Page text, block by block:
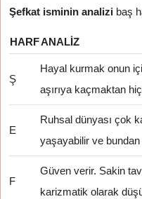
Şefkat isminin analizi baş
HARFANALIZ
Ş
Hayal kurmak onun
aşırıya kaçmaktan
E
Ruhsal dünyası çok
yaşayabilir ve bundan
F
Güven verir. Sakin
karizmatik olarak